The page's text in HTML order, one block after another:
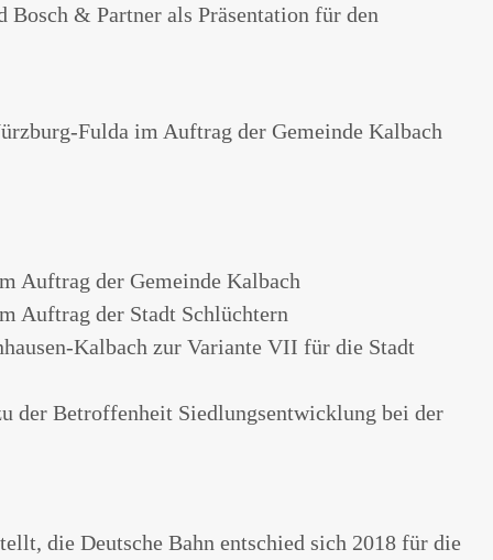
& Partner als Präsentation für den
Fulda im Auftrag der Gemeinde Kalbach
Auftrag der Gemeinde Kalbach
Auftrag der Stadt Schlüchtern
Kalbach zur Variante VII für die Stadt
der Betroffenheit Siedlungsentwicklung bei der
die Deutsche Bahn entschied sich 2018 für die